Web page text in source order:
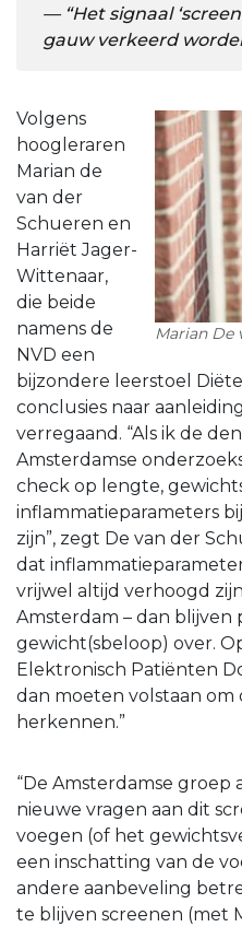
“Het signaal
gauw verkeerd
Marian De
Volgens
hoogleraren
Marian de
van der
Schueren en
Harriët Jager-
Wittenaar,
die beide
namens de
NVD een
bijzondere leerstoel
conclusies naar
verregaand. “Als ik de
Amsterdamse
check op lengte,
inflammatieparameters
zijn”, zegt De van der
dat
vrijwel altijd verhoogd
Amsterdam – dan blijven
gewicht(sbeloop) over.
Elektronisch Patiënten
dan moeten volstaan
herkennen.”
“De Amsterdamse groep
nieuwe vragen aan dit
voegen (of het
een inschatting van de
andere aanbeveling
te blijven screenen (met